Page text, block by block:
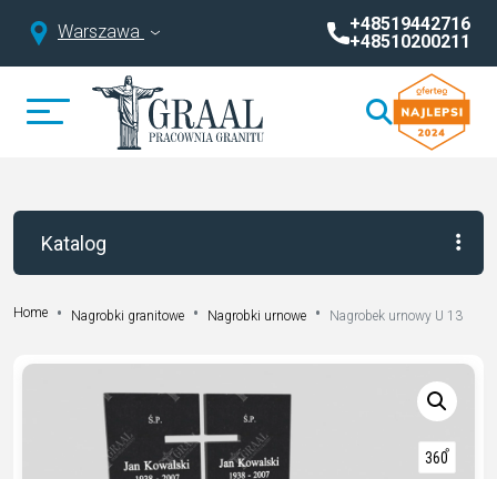
Warszawa
+48519442716
+48510200211
Katalog
Home Nagrobki granitowe Nagrobki urnowe Nagrobek urnowy U 13